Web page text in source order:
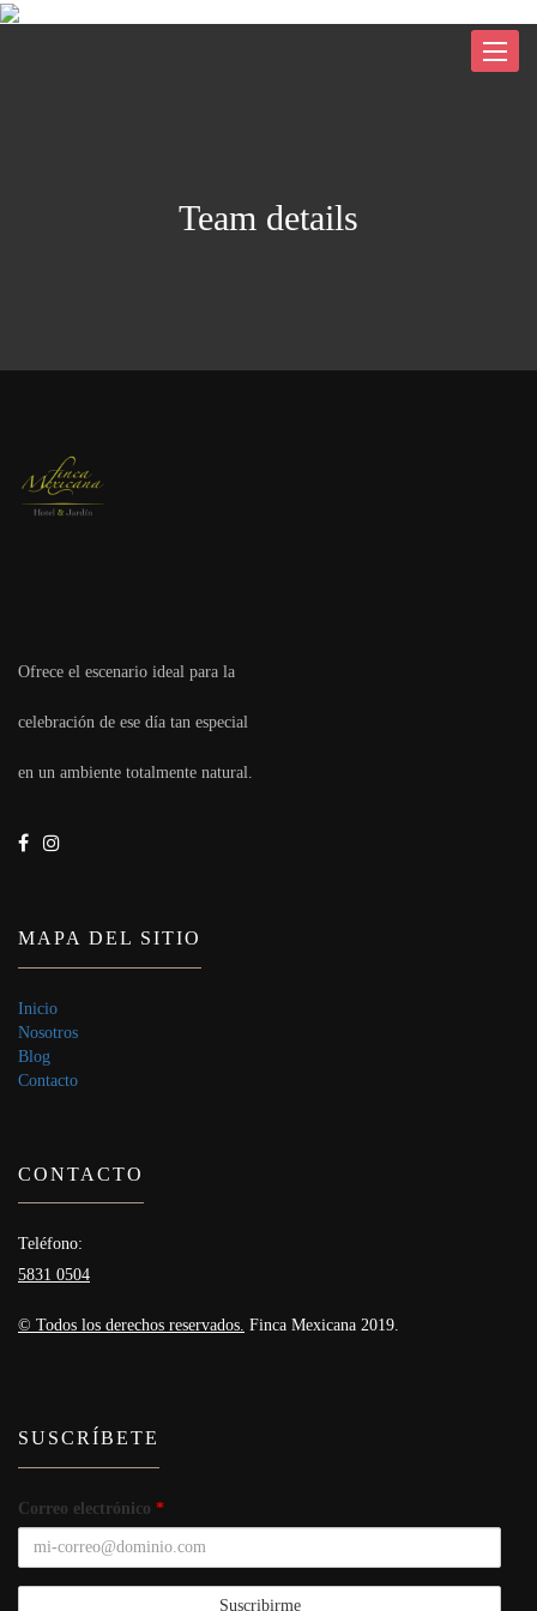
Toggle
Team details
Ofrece el escenario ideal para la
celebración de ese día tan especial
en un ambiente totalmente natural.
MAPA DEL SITIO
Inicio
Nosotros
Blog
Contacto
CONTACTO
Teléfono:
5831 0504
© Todos los derechos reservados. Finca Mexicana 2019.
SUSCRÍBETE
Correo electrónico *